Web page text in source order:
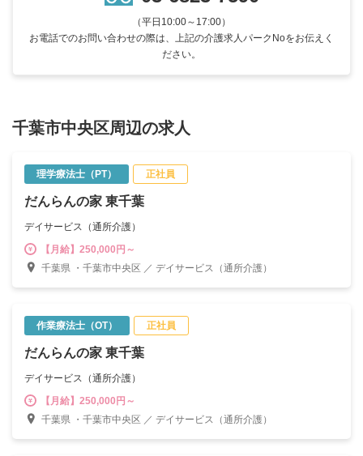
（平日10:00～17:00）
お電話でのお問い合わせの際は、上記の介護求人パークNoをお伝えく
ださい。
千葉市中央区周辺の求人
理学療法士（PT） 正社員
だんらんの家 東千葉
デイサービス（通所介護）
【月給】250,000円～
千葉県 ・千葉市中央区 ／ デイサービス（通所介護）
作業療法士（OT） 正社員
だんらんの家 東千葉
デイサービス（通所介護）
【月給】250,000円～
千葉県 ・千葉市中央区 ／ デイサービス（通所介護）